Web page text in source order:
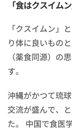
「食はクスイム
「クスイムン」
り体に良いもの
（薬食同源）の
す。
沖縄がかつて琉
交流が盛んで、
た。
中国で食医